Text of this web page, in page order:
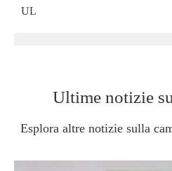
UL
Ultime notizie
Esplora altre notizie sulla